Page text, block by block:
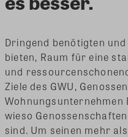
Dringend benötigten
bieten, Raum für eine
und
Ziele des GWU,
Wohnungsunternehmen
wieso
sind. Um seinen mehr